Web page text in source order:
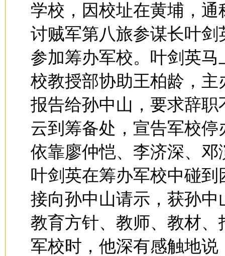
学校，因校址在黄埔，
讨贼军第八旅参谋长叶
参加筹办军校。叶剑英
校教授部协助王柏龄，
报告给孙中山，要求辞
云到筹备处，宣告军校停
依靠廖仲恺、李济深、
叶剑英在筹办军校中碰
接向孙中山请示，获孙
教育方针、教师、教材
军校时，他深有感触地